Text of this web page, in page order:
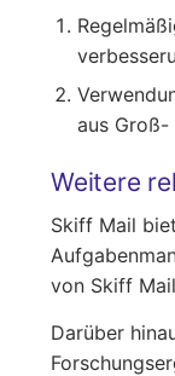
aus Groß-
Weitere
Skiff Mail
von Skiff
Darüber